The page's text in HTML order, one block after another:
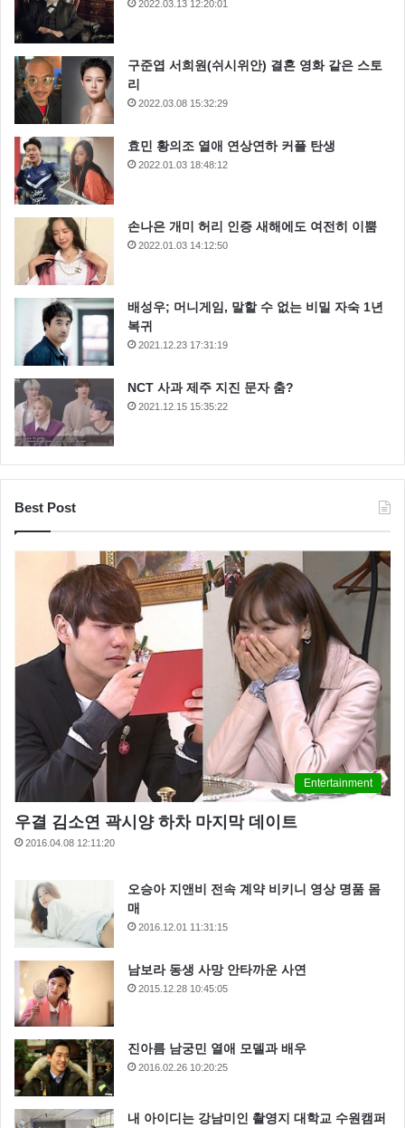
또한 “전쟁시 일본 탄광에 조선인 소년 광부가 없었다는
것은 관계자라면 누구라도 알고 있다” 라고 전했다.
영화 군함도로 당시의 지옥 같은 삶을 모두 알 수는 없
겠지만 일본이 거짓으로 포장한 군함도 지옥섬을 진실
과 우리 할아버지 할머니의 고통을 잊지 않기 위해서 영
화 군함도 는 반드시 봐야 할 영화가 아닌가 생각 한다.
군함도
2022.03.13 12:20:01
구준엽 서희원(쉬시위안) 결혼 영화 같은 스토
리
2022.03.08 15:32:29
효민 황의조 열애 연상연하 커플 탄생
2022.01.03 18:48:12
손나은 개미 허리 인증 새해에도 여전히 이뿜
2022.01.03 14:12:50
배성우; 머니게임, 말할 수 없는 비밀 자숙 1년
복귀
2021.12.23 17:31:19
NCT 사과 제주 지진 문자 춤?
2021.12.15 15:35:22
Best Post
Entertainment
우결 김소연 곽시양 하차 마지막 데이트
2016.04.08 12:11:20
오승아 지앤비 전속 계약 비키니 영상 명품 몸
매
2016.12.01 11:31:15
남보라 동생 사망 안타까운 사연
2015.12.28 10:45:05
진아름 남궁민 열애 모델과 배우
2016.02.26 10:20:25
내 아이디는 강남미인 촬영지 대학교 수원캠퍼